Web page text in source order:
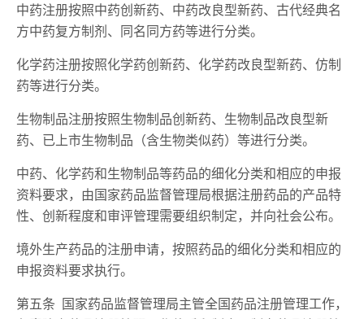
中药注册按照中药创新药、中药改良型新药、古代经典名
方中药复方制剂、同名同方药等进行分类。
化学药注册按照化学药创新药、化学药改良型新药、仿制
药等进行分类。
生物制品注册按照生物制品创新药、生物制品改良型新
药、已上市生物制品（含生物类似药）等进行分类。
中药、化学药和生物制品等药品的细化分类和相应的申报
资料要求，由国家药品监督管理局根据注册药品的产品特
性、创新程度和审评管理需要组织制定，并向社会公布。
境外生产药品的注册申请，按照药品的细化分类和相应的
申报资料要求执行。
第五条 国家药品监督管理局主管全国药品注册管理工作，